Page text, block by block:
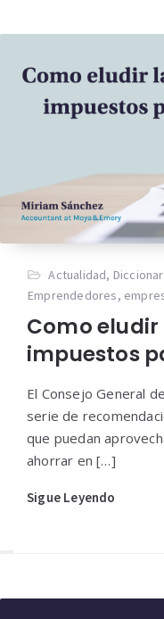
Actualidad,
Emprendedores,
Como
impuestos
El Consejo General
serie de
que puedan
ahorrar en […]
Sigue Leyendo